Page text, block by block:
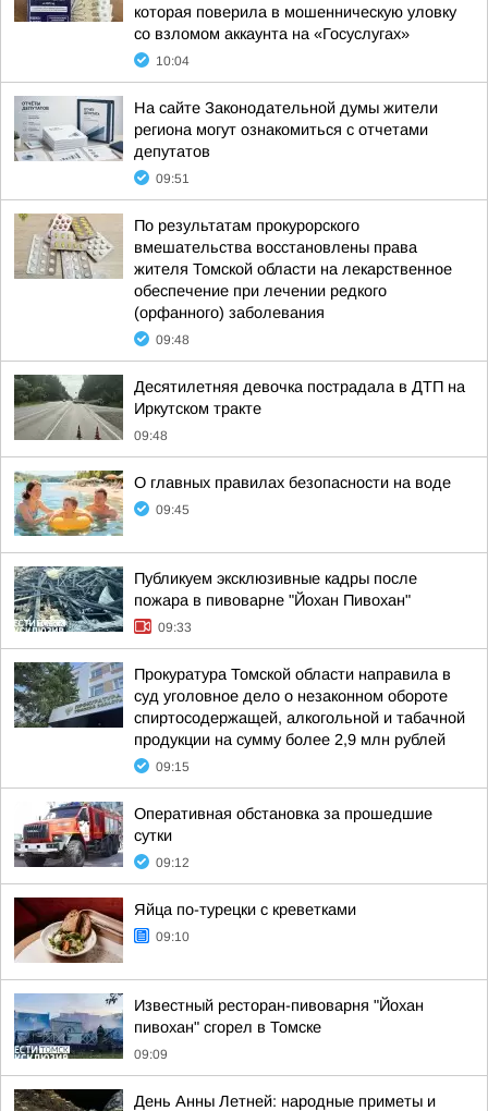
которая поверила в мошенническую уловку
со взломом аккаунта на «Госуслугах»
10:04
На сайте Законодательной думы жители
региона могут ознакомиться с отчетами
депутатов
09:51
По результатам прокурорского
вмешательства восстановлены права
жителя Томской области на лекарственное
обеспечение при лечении редкого
(орфанного) заболевания
09:48
Десятилетняя девочка пострадала в ДТП на
Иркутском тракте
09:48
О главных правилах безопасности на воде
09:45
Публикуем эксклюзивные кадры после
пожара в пивоварне "Йохан Пивохан"
09:33
Прокуратура Томской области направила в
суд уголовное дело о незаконном обороте
спиртосодержащей, алкогольной и табачной
продукции на сумму более 2,9 млн рублей
09:15
Оперативная обстановка за прошедшие
сутки
09:12
Яйца по-турецки с креветками
09:10
Известный ресторан-пивоварня "Йохан
пивохан" сгорел в Томске
09:09
День Анны Летней: народные приметы и